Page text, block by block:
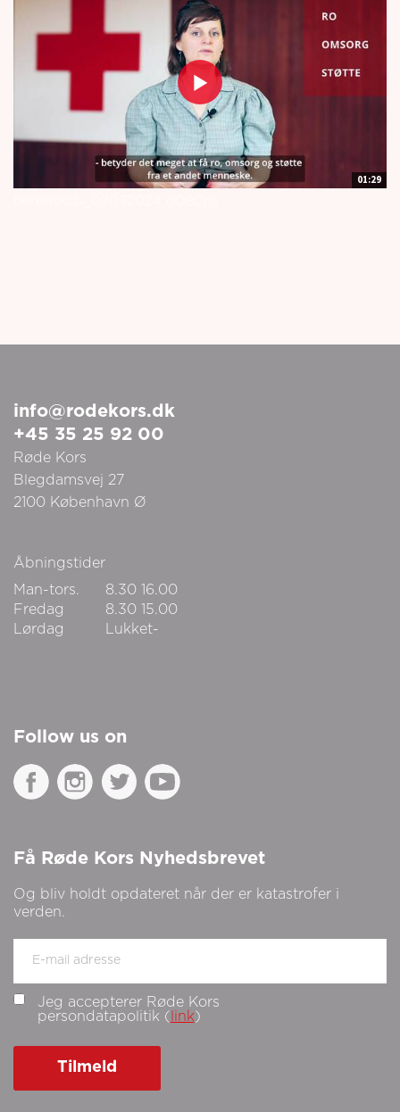
01:29
info@rodekors.dk
+45 35 25 92 00
Røde Kors
Blegdamsvej 27
2100 København Ø
Åbningstider
Man-tors.
8.30 16.00
Fredag
8.30 15.00
Lørdag
Lukket-
Follow us on
Få Røde Kors Nyhedsbrevet
Og bliv holdt opdateret når der er katastrofer i
verden.
mail:
Jeg accepterer Røde Kors
persondatapolitik ( link)